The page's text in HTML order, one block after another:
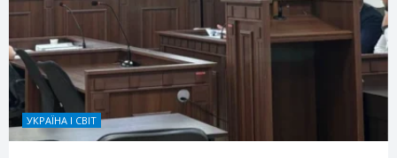
УКРАЇНА І СВІТ